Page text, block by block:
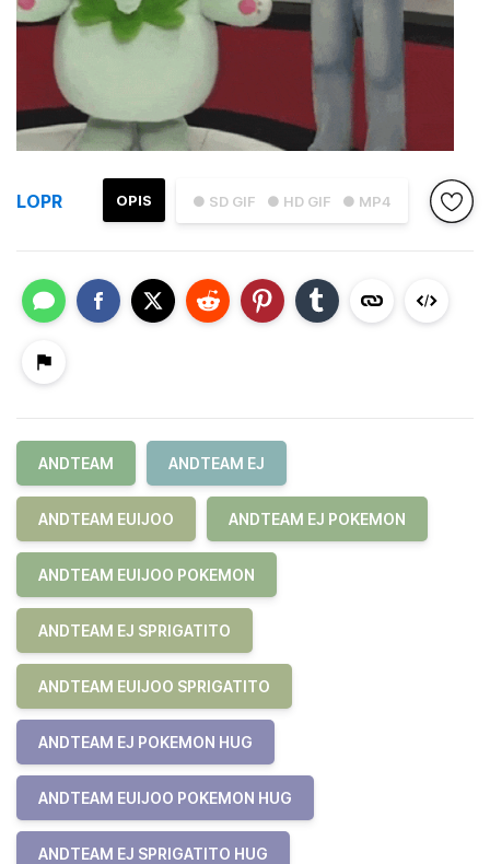
● SD GIF ● HD GIF ● MP4
OPIS
LOPR
ANDTEAM ANDTEAM EJ
ANDTEAM EUIJOO ANDTEAM EJ POKEMON
ANDTEAM EUIJOO POKEMON
ANDTEAM EJ SPRIGATITO
ANDTEAM EUIJOO SPRIGATITO
ANDTEAM EJ POKEMON HUG
ANDTEAM EUIJOO POKEMON HUG
ANDTEAM EJ SPRIGATITO HUG